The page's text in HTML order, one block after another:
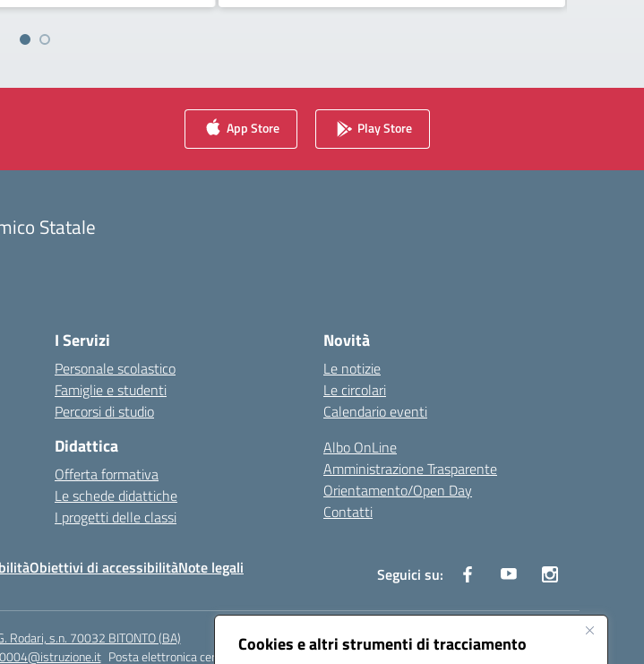
Cookies e altri strumenti di tracciamento
App Store Play Store
Statale
I Servizi
Personale scolastico
Famiglie e studenti
Percorsi di studio
Didattica
Offerta formativa
Le schede didattiche
I progetti delle classi
Novità
Le notizie
Le circolari
Calendario eventi
Albo OnLine
Amministrazione Trasparente
Orientamento/Open Day
Contatti
Obiettivi di accessibilitàNote legali Seguici su:
Rodari, s.n. 70032 BITONTO (BA)
Posta elettronica certificata (PEC):batd220004@pec.istruzione.it